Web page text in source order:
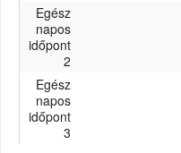
Egész
napos
időpont
2
Egész
napos
időpont
3